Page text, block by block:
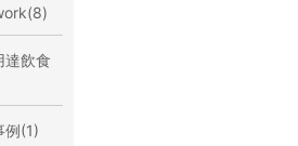
達飲食
例(1)